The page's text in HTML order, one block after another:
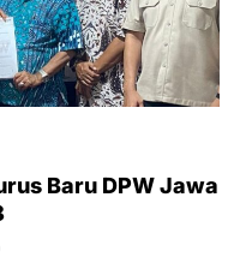
Baru DPW Jawa